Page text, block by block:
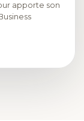
apporte son